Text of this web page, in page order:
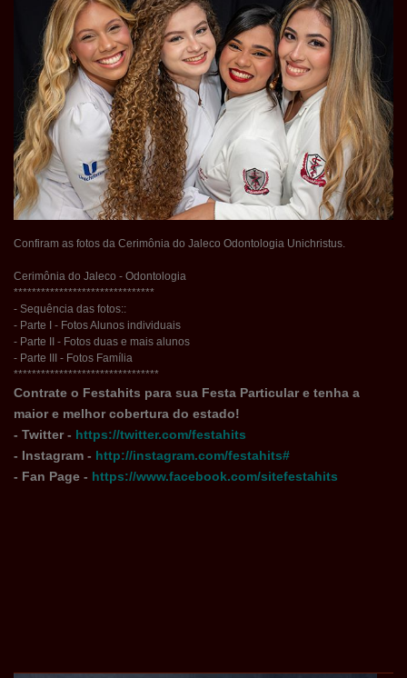
Confiram as fotos da Cerimônia do Jaleco Odontologia Unichristus.
Cerimônia do Jaleco - Odontologia
*******************************
- Sequência das fotos::
- Parte I - Fotos Alunos individuais
- Parte II - Fotos duas e mais alunos
- Parte III - Fotos Família
********************************
Contrate o Festahits para sua Festa Particular e tenha a
maior e melhor cobertura do estado!
- Twitter - https://twitter.com/festahits
- Instagram - http://instagram.com/festahits#
- Fan Page - https://www.facebook.com/sitefestahits